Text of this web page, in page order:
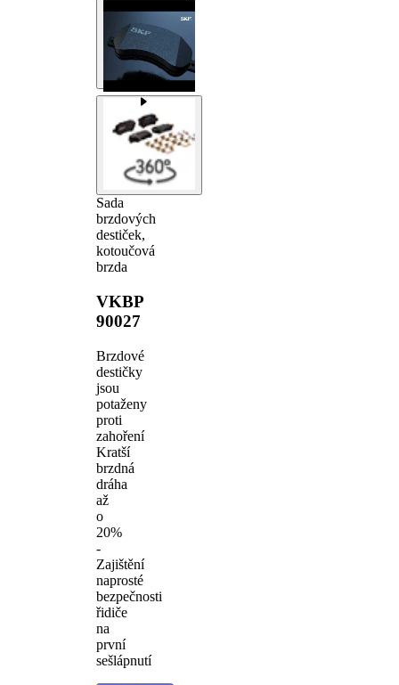
Sada
brzdových
destiček,
kotoučová
brzda
VKBP
90027
Brzdové
destičky
jsou
potaženy
proti
zahoření
Kratší
brzdná
dráha
až
o
20%
-
Zajištění
naprosté
bezpečnosti
řidiče
na
první
sešlápnutí